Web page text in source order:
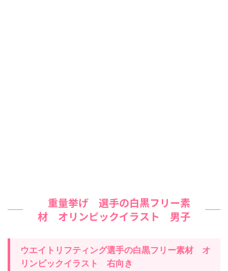
重量挙げ
選手の白黒フリー素
材 オリンピックイラスト 男子
ウエイトリフティング選手の白黒フリー素材 オ
リンピックイラスト 右向き